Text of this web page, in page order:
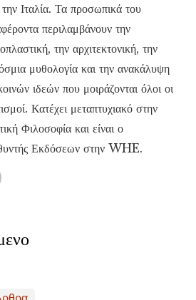
Ιταλία. Τα προσωπικά του
περιλαμβάνουν την
την αρχιτεκτονική, την
μυθολογία και την ανακάλυψη
ιδεών που μοιράζονται όλοι οι
Κατέχει μεταπτυχιακό στην
Φιλοσοφία και είναι ο
Εκδόσεων στην WHE.